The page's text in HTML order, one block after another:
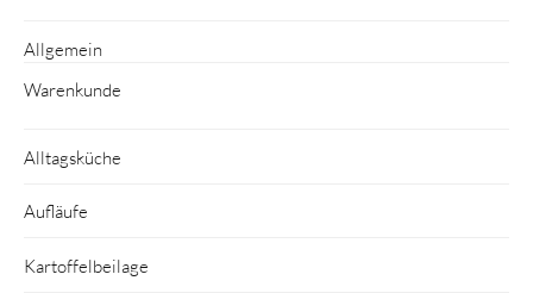
Allgemein
Warenkunde
Alltagsküche
Aufläufe
Kartoffelbeilage